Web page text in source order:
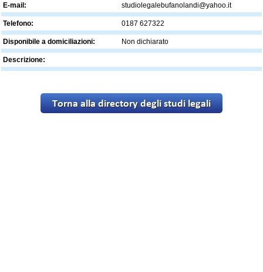
E-mail: studiolegalebufanolandi@yahoo.it
Telefono: 0187 627322
Disponibile a domiciliazioni: Non dichiarato
Descrizione: